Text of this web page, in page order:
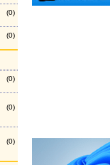
(0)
(0)
(0)
(0)
(0)